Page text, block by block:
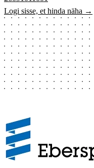
Logi sisse, et hinda näha →